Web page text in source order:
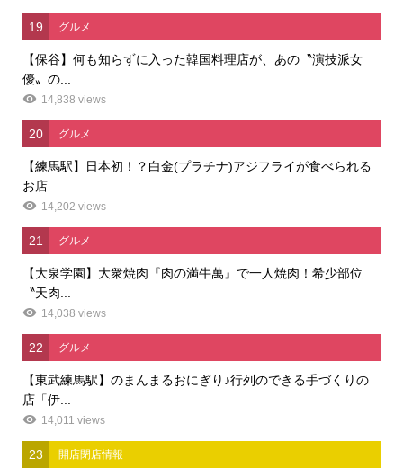
19 グルメ
【保谷】何も知らずに入った韓国料理店が、あの〝演技派女
優〟の...
14,838 views
20 グルメ
【練馬駅】日本初！？白金(プラチナ)アジフライが食べられる
お店...
14,202 views
21 グルメ
【大泉学園】大衆焼肉『肉の満牛萬』で一人焼肉！希少部位
〝天肉...
14,038 views
22 グルメ
【東武練馬駅】のまんまるおにぎり♪行列のできる手づくりの
店「伊...
14,011 views
23 開店閉店情報